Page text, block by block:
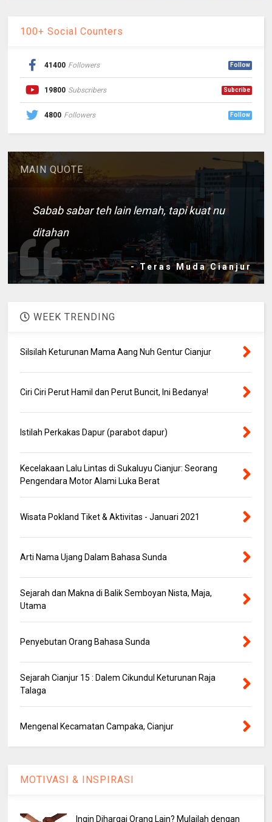
100+ Social Counters
41400 Followers Follow
19800 Subscribers Subcribe
4800 Followers Follow
MAIN QUOTE
Sabab sabar teh lain lemah, tapi kuat nu
ditahan
- Teras Muda Cianjur
WEEK TRENDING
Silsilah Keturunan Mama Aang Nuh Gentur Cianjur
Ciri Ciri Perut Hamil dan Perut Buncit, Ini Bedanya!
Istilah Perkakas Dapur (parabot dapur)
Kecelakaan Lalu Lintas di Sukaluyu Cianjur: Seorang
Pengendara Motor Alami Luka Berat
Wisata Pokland Tiket & Aktivitas - Januari 2021
Arti Nama Ujang Dalam Bahasa Sunda
Sejarah dan Makna di Balik Semboyan Nista, Maja,
Utama
Penyebutan Orang Bahasa Sunda
Sejarah Cianjur 15 : Dalem Cikundul Keturunan Raja
Talaga
Mengenal Kecamatan Campaka, Cianjur
MOTIVASI & INSPIRASI
Ingin Dihargai Orang Lain? Mulailah dengan